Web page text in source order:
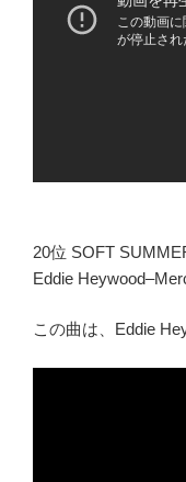
20位 SOFT
Eddie
この曲は、Eddie